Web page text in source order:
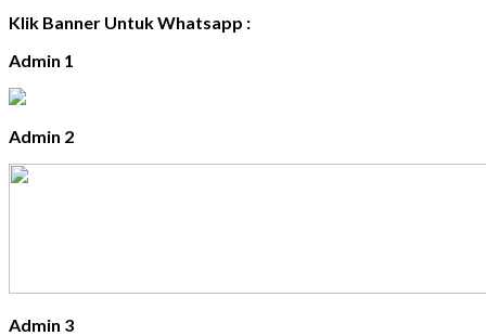
Klik Banner Untuk Whatsapp :
Admin 1
Admin 2
Admin 3